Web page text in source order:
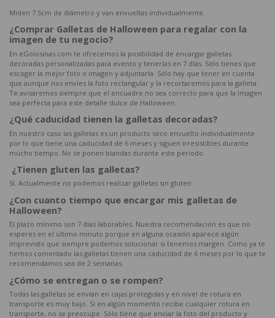
Miden 7.5cm de diámetro y van envueltas individualmente.
¿Comprar Galletas de Halloween para regalar con la
imagen de tu negocio?
En eGolosinas.com te ofrecemos la posibilidad de encargar galletas
decoradas personalizadas para evento y tenerlas en 7 días. Sólo tienes que
escoger la mejor foto o imagen y adjuntarla. Sólo hay que tener en cuenta
que aunque nos envíes la foto rectangular y la recortaremos para la galleta.
Te avisaremos siempre que el encuadre no sea correcto para que la imagen
sea perfecta para este detalle dulce de Halloween.
¿Qué caducidad tienen la galletas decoradas?
En nuestro caso las galletas es un producto seco envuelto individualmente
por lo que tiene una caducidad de 6 meses y siguen irresistibles durante
mucho tiempo. No se ponen blandas durante este periodo.
¿Tienen gluten las galletas?
Sí. Actualmente no podemos realizar galletas sin gluten.
¿Con cuanto tiempo que encargar mis galletas de
Halloween?
El plazo mínimo son 7 días laborables. Nuestra recomendación es que no
esperes en el último minuto porque en alguna ocasión aparece algún
imprevisto que siempre podemos solucionar si tenemos margen. Como ya te
hemos comentado las galletas tienen una caducidad de 6 meses por lo que te
recomendamos sea de 2 semanas.
¿Cómo se entregan o se rompen?
Todas las galletas se envían en cajas protegidas y en nivel de rotura en
transporte es muy bajo. Si en algún momento recibe cualquier rotura en
transporte, no se preocupe. Sólo tiene que enviar la foto del producto y